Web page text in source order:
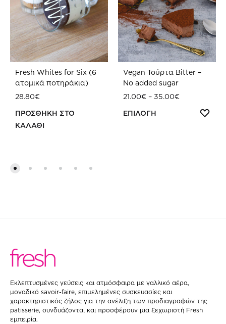
Fresh Whites for Six (6
ατομικά ποτηράκια)
28.80€
ΠΡΟΣΘΗΚΗ ΣΤΟ
ΚΑΛΑΘΙ
Vegan Τούρτα Bitter –
No added sugar
21.00€ – 35.00€
21.00€
ΕΠΙΛΟΓΗ
Αυτό
του
Eκλεπτυσμένες γεύσεις και ατμόσφαιρα με γαλλικό αέρα,
μοναδικό savoir-faire, επιμελημένες συσκευασίες και
χαρακτηριστικός ζήλος για την ανέλιξη των προδιαγραφών της
patisserie, συνδυάζονται και προσφέρουν μια ξεχωριστή Fresh
εμπειρία.